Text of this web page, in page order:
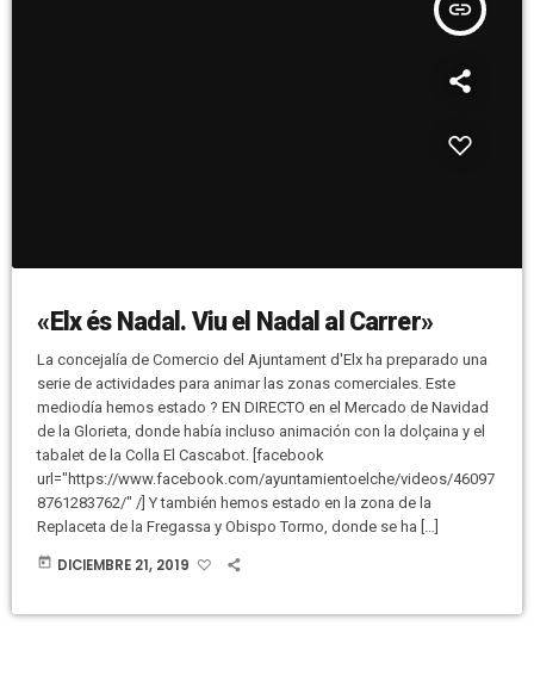
insert_link
«Elx és Nadal. Viu el Nadal al Carrer»
La concejalía de Comercio del Ajuntament d'Elx ha preparado una
serie de actividades para animar las zonas comerciales. Este
mediodía hemos estado ? EN DIRECTO en el Mercado de Navidad
de la Glorieta, donde había incluso animación con la dolçaina y el
tabalet de la Colla El Cascabot. [facebook
url="https://www.facebook.com/ayuntamientoelche/videos/46097
8761283762/" /] Y también hemos estado en la zona de la
Replaceta de la Fregassa y Obispo Tormo, donde se ha […]
today DICIEMBRE 21, 2019